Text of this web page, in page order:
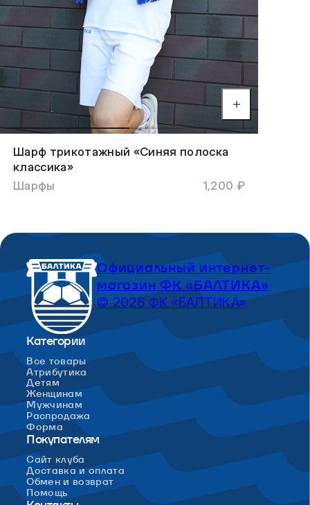
Шарф трикотажный «Синяя полоска
классика»
Шарфы
1,200 ₽
Официальный интернет-
магазин ФК «БАЛТИКА»
© 2026 ФК «БАЛТИКА»
Категории
Все товары
Атрибутика
Детям
Женщинам
Мужчинам
Распродажа
Форма
Покупателям
Сайт клуба
Доставка и оплата
Обмен и возврат
Помощь